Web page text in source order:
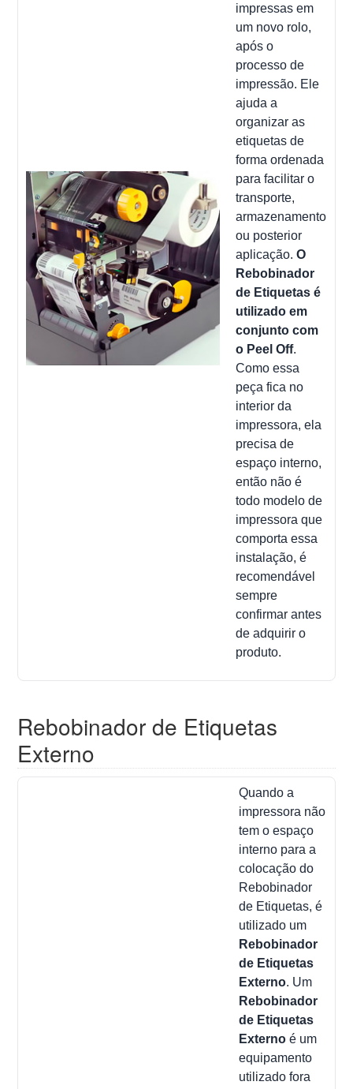
impressas em
um novo rolo,
após o
processo de
impressão. Ele
ajuda a
organizar as
etiquetas de
forma ordenada
para facilitar o
transporte,
armazenamento
ou posterior
aplicação. O
Rebobinador
de Etiquetas é
utilizado em
conjunto com
o Peel Off.
Como essa
peça fica no
interior da
impressora, ela
precisa de
espaço interno,
então não é
todo modelo de
impressora que
comporta essa
instalação, é
recomendável
sempre
confirmar antes
de adquirir o
produto.
Rebobinador de Etiquetas
Externo
Quando a
impressora não
tem o espaço
interno para a
colocação do
Rebobinador
de Etiquetas, é
utilizado um
Rebobinador
de Etiquetas
Externo. Um
Rebobinador
de Etiquetas
Externo é um
equipamento
utilizado fora